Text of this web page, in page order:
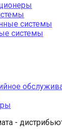
системы
системы
-